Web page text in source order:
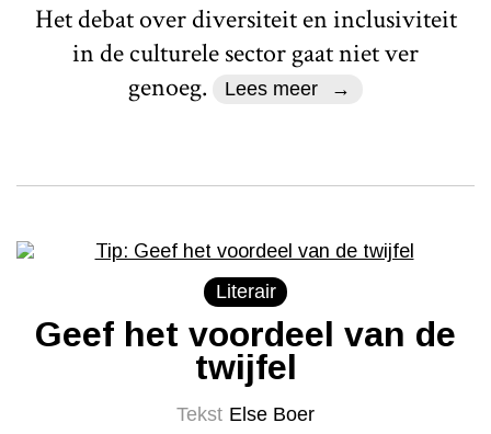
Het debat over diversiteit en inclusiviteit
in de culturele sector gaat niet ver
genoeg.
Lees meer
Literair
Geef het voordeel van de
twijfel
Tekst Else Boer